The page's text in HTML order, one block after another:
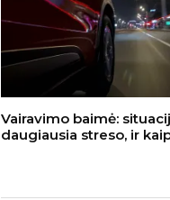
Vairavimo baimė:
daugiausia streso, ir